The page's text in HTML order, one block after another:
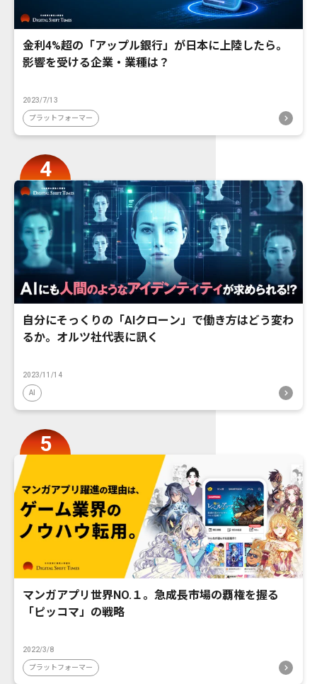
金利4%超の「アップル銀行」が日本に上陸したら。
影響を受ける企業・業種は？
2023/7/13
プラットフォーマー
自分にそっくりの「AIクローン」で働き方はどう変わ
るか。オルツ社代表に訊く
2023/11/14
AI
マンガアプリ世界NO.１。急成長市場の覇権を握る
「ピッコマ」の戦略
2022/3/8
プラットフォーマー